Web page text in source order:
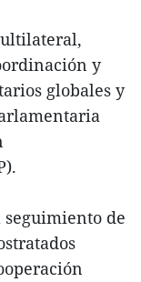
y
globales y
de